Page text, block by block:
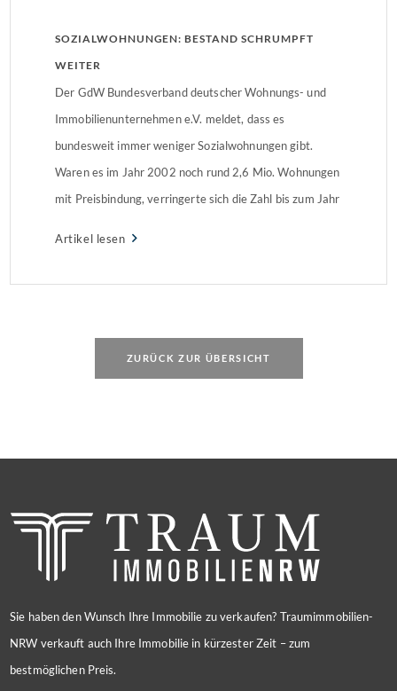
SOZIALWOHNUNGEN: BESTAND SCHRUMPFT
WEITER
Der GdW Bundesverband deutscher Wohnungs- und
Immobilienunternehmen e.V. meldet, dass es
bundesweit immer weniger Sozialwohnungen gibt.
Waren es im Jahr 2002 noch rund 2,6 Mio. Wohnungen
mit Preisbindung, verringerte sich die Zahl bis zum Jahr
Artikel lesen
ZURÜCK ZUR ÜBERSICHT
Sie haben den Wunsch Ihre Immobilie zu verkaufen? Traumimmobilien-
NRW verkauft auch Ihre Immobilie in kürzester Zeit – zum
bestmöglichen Preis.